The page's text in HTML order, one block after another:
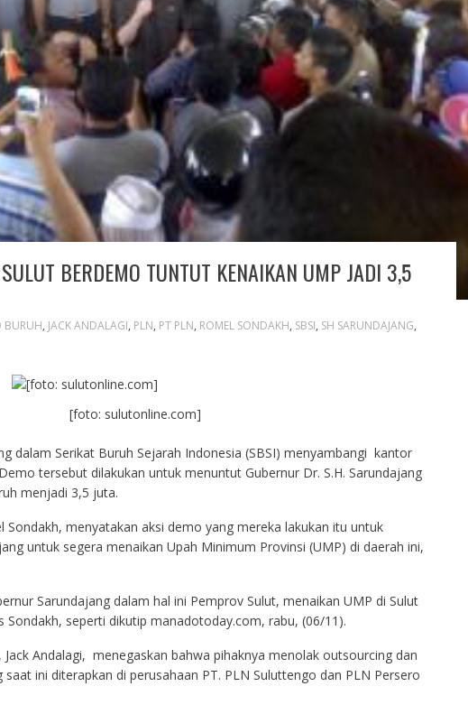
BERDEMO TUNTUT KENAIKAN UMP JADI 3,5
BURUH, JACK ANDALAGI, PLN, PT PLN, ROMEL SONDAKH, SBSI, SH SARUNDAJANG,
[foto: sulutonline.com]
dalam Serikat Buruh Sejarah Indonesia (SBSI) menyambangi kantor
tersebut dilakukan untuk menuntut Gubernur Dr. S.H. Sarundajang
menjadi 3,5 juta.
Sondakh, menyatakan aksi demo yang mereka lakukan itu untuk
untuk segera menaikan Upah Minimum Provinsi (UMP) di daerah ini,
Sarundajang dalam hal ini Pemprov Sulut, menaikan UMP di Sulut
Sondakh, seperti dikutip manadotoday.com, rabu, (06/11).
Jack Andalagi, menegaskan bahwa pihaknya menolak outsourcing dan
ini diterapkan di perusahaan PT. PLN Suluttengo dan PLN Persero